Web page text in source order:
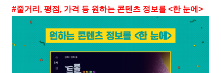
#줄거리, 평점, 가격 등 원하는 콘텐츠 정보를 <한 눈에>